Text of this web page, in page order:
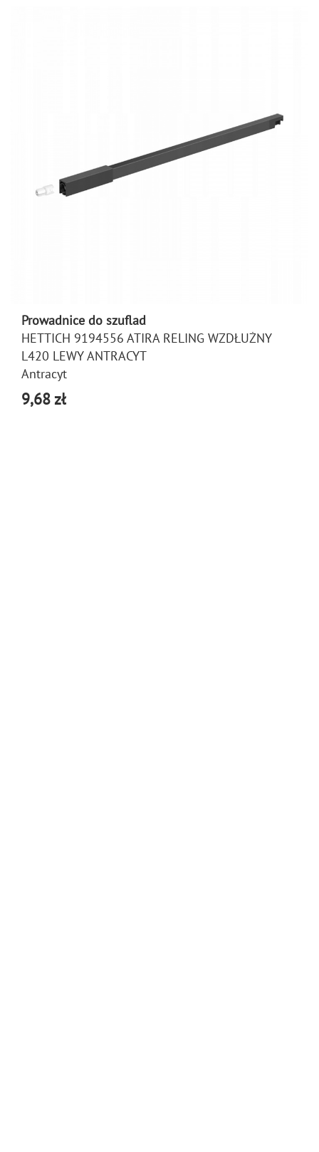
Prowadnice do szuflad
HETTICH 9194556 ATIRA RELING WZDŁUŻNY
L420 LEWY ANTRACYT
Antracyt
9,68 zł